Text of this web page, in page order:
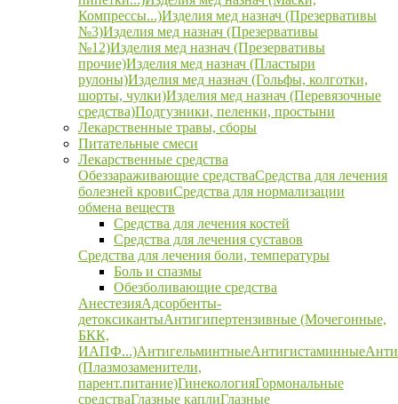
Компрессы...)Изделия мед назнач (Презервативы
№3)Изделия мед назнач (Презервативы
№12)Изделия мед назнач (Презервативы
прочие)Изделия мед назнач (Пластыри
рулоны)Изделия мед назнач (Гольфы, колготки,
шорты, чулки)Изделия мед назнач (Перевязочные
средства)Подгузники, пеленки, простыни
Лекарственные травы, сборы
Питательные смеси
Лекарственные средства
Обеззараживающие средстваСредства для лечения
болезней кровиСредства для нормализации
обмена веществ
Средства для лечения костей
Средства для лечения суставов
Средства для лечения боли, температуры
Боль и спазмы
Обезболивающие средства
АнестезияАдсорбенты-
детоксикантыАнтигипертензивные (Мочегонные,
БКК,
ИАПФ...)АнтигельминтныеАнтигистаминные
(Плазмозаменители,
парент.питание)ГинекологияГормональные
средстваГлазные каплиГлазные